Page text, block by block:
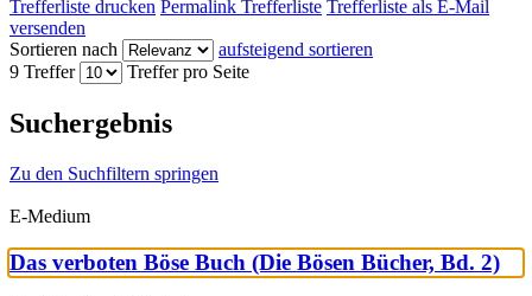
Trefferliste drucken Permalink Trefferliste Trefferliste als E-Mail
versenden
Sortieren nach
aufsteigend sortieren
9 Treffer
Treffer pro Seite
Suchergebnis
Zu den Suchfiltern springen
E-Medium
Das verboten Böse Buch (Die Bösen Bücher, Bd. 2)